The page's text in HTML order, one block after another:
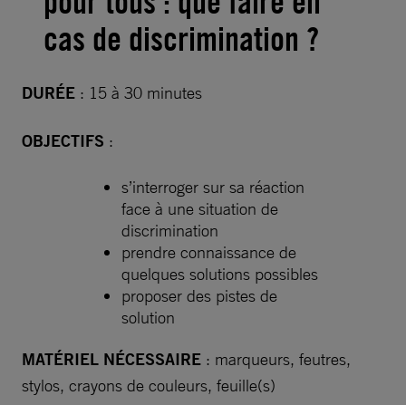
cas de discrimination ?
DURÉE : 15 à 30 minutes
OBJECTIFS :
s’interroger sur sa réaction
face à une situation de
discrimination
prendre connaissance de
quelques solutions possibles
proposer des pistes de
solution
MATÉRIEL NÉCESSAIRE : marqueurs, feutres,
stylos, crayons de couleurs, feuille(s)